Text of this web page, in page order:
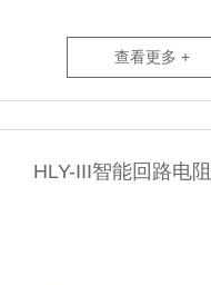
查看更多 +
HLY-III智能回路电